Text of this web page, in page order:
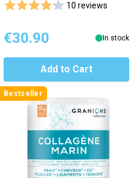
10 reviews
€30.90 In stock
Add to Cart
Bestseller